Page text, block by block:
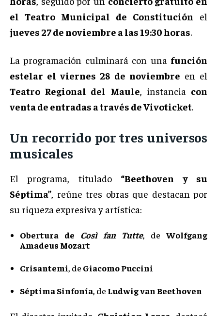
el Teatro Municipal de Constitución el
jueves 27 de noviembre a las 19:30 horas.
La programación culminará con una función
estelar el viernes 28 de noviembre en el
Teatro Regional del Maule , instancia con
venta de entradas a través de Vivoticket.
Un recorrido por tres universos
musicales
El programa, titulado “Beethoven y su
Séptima” , reúne tres obras que destacan por
su riqueza expresiva y artística:
Obertura de Così fan Tutte, de Wolfgang
Amadeus Mozart
Crisantemi, de Giacomo Puccini
Séptima Sinfonía, de Ludwig van Beethoven